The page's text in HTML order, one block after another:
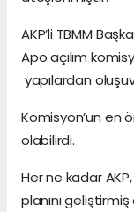
AKP’li TBMM
Apo açılım
yapılardan
Komisyon’un en
olabilirdi.
Her ne kadar
planını